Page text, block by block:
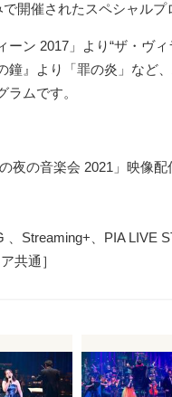
開催されたスペシャルプ
ン 2017」より“ザ・ヴ
鐘』より「罪の炎」など
ムです。
夜の音楽会 2021」映像配
Streaming+、PIA LIVE
共通］